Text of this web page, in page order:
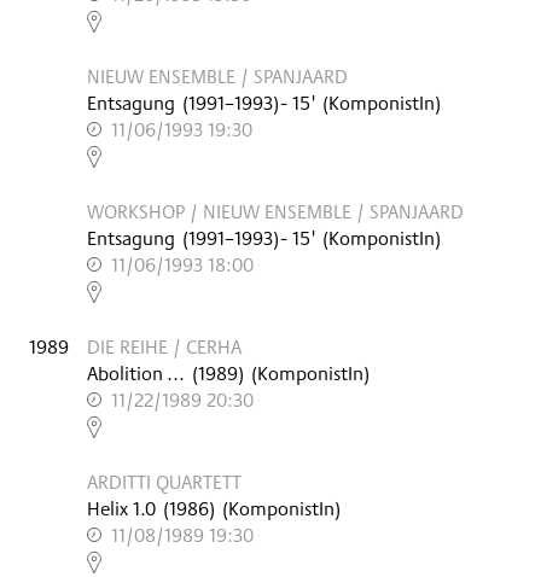
,
NIEUW ENSEMBLE / SPANJAARD
Entsagung (1991–1993)- 15' (KomponistIn)
11/06/1993 19:30
,
WORKSHOP / NIEUW ENSEMBLE / SPANJAARD
Entsagung (1991–1993)- 15' (KomponistIn)
11/06/1993 18:00
,
1989
DIE REIHE / CERHA
Abolition ... (1989) (KomponistIn)
11/22/1989 20:30
,
ARDITTI QUARTETT
Helix 1.0 (1986) (KomponistIn)
11/08/1989 19:30
,